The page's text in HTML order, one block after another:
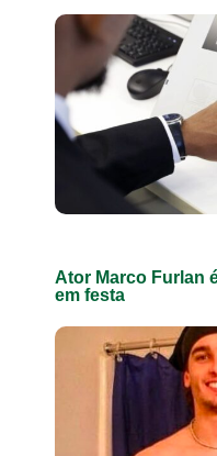
Ator Marco Furlan
em festa